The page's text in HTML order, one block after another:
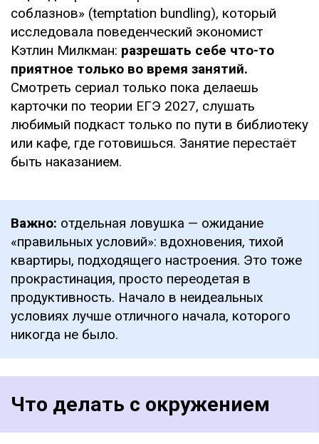
соблазнов» (temptation bundling), который
исследовала поведенческий экономист
Кэтлин Милкман: разрешать себе что-то
приятное только во время занятий.
Смотреть сериал только пока делаешь
карточки по теории ЕГЭ 2027, слушать
любимый подкаст только по пути в библиотеку
или кафе, где готовишься. Занятие перестаёт
быть наказанием.
Важно: отдельная ловушка — ожидание
«правильных условий»: вдохновения, тихой
квартиры, подходящего настроения. Это тоже
прокрастинация, просто переодетая в
продуктивность. Начало в неидеальных
условиях лучше отличного начала, которого
никогда не было.
Что делать с окружением